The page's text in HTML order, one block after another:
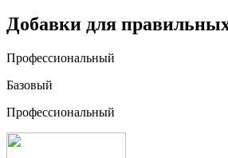
Добавки для
Профессиональный
Базовый
Профессиональный